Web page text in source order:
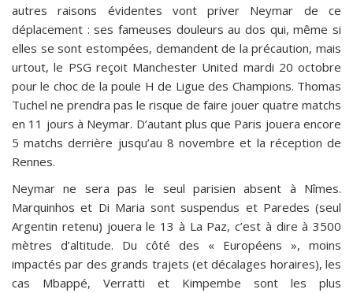
autres raisons évidentes vont priver Neymar de ce
déplacement : ses fameuses douleurs au dos qui, même si
elles se sont estompées, demandent de la précaution, mais
urtout, le PSG reçoit Manchester United mardi 20 octobre
pour le choc de la poule H de Ligue des Champions. Thomas
Tuchel ne prendra pas le risque de faire jouer quatre matchs
en 11 jours à Neymar. D’autant plus que Paris jouera encore
5 matchs derrière jusqu’au 8 novembre et la réception de
Rennes.
Neymar ne sera pas le seul parisien absent à Nîmes.
Marquinhos et Di Maria sont suspendus et Paredes (seul
Argentin retenu) jouera le 13 à La Paz, c’est à dire à 3500
mètres d’altitude. Du côté des « Européens », moins
impactés par des grands trajets (et décalages horaires), les
cas Mbappé, Verratti et Kimpembe sont les plus